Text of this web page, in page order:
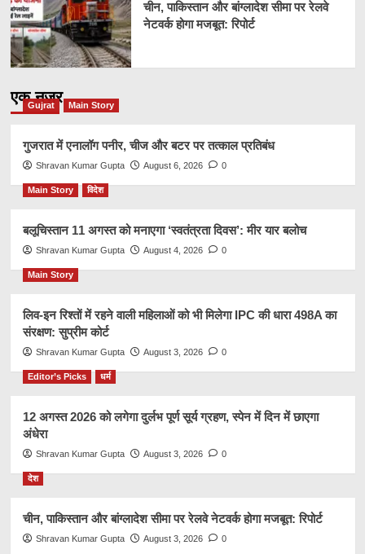
चीन, पाकिस्तान और बांग्लादेश सीमा पर रेलवे
नेटवर्क होगा मजबूत: रिपोर्ट
एक नज़र
Gujrat Main Story
गुजरात में एनालॉग पनीर, चीज और बटर पर तत्काल प्रतिबंध
Shravan Kumar Gupta August 6, 2026 0
Main Story विदेश
बलूचिस्तान 11 अगस्त को मनाएगा ‘स्वतंत्रता दिवस’: मीर यार बलोच
Shravan Kumar Gupta August 4, 2026 0
Main Story
लिव-इन रिश्तों में रहने वाली महिलाओं को भी मिलेगा IPC की धारा 498A का
संरक्षण: सुप्रीम कोर्ट
Shravan Kumar Gupta August 3, 2026 0
Editor’s Picks धर्म
12 अगस्त 2026 को लगेगा दुर्लभ पूर्ण सूर्य ग्रहण, स्पेन में दिन में छाएगा
अंधेरा
Shravan Kumar Gupta August 3, 2026 0
देश
चीन, पाकिस्तान और बांग्लादेश सीमा पर रेलवे नेटवर्क होगा मजबूत: रिपोर्ट
Shravan Kumar Gupta August 3, 2026 0